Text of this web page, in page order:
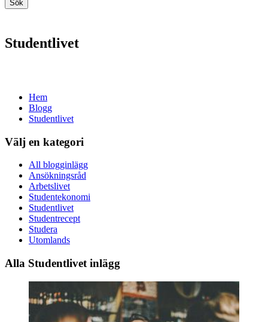
Studentlivet
Hem
Blogg
Studentlivet
Välj en kategori
All blogginlägg
Ansökningsråd
Arbetslivet
Studentekonomi
Studentlivet
Studentrecept
Studera
Utomlands
Alla Studentlivet inlägg